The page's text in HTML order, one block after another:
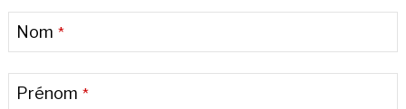
Nom *
Prénom *